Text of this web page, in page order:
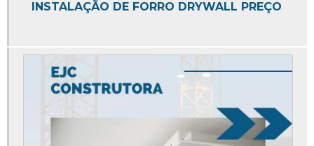
Empresa de reforma comercial
Empresa especializada em colocação de pisos
Empresas de gerenciamento de projetos e obras
Empresas de planejamento e gerenciamento de obras
INSTALAÇÃO DE FORRO DRYWALL PREÇO